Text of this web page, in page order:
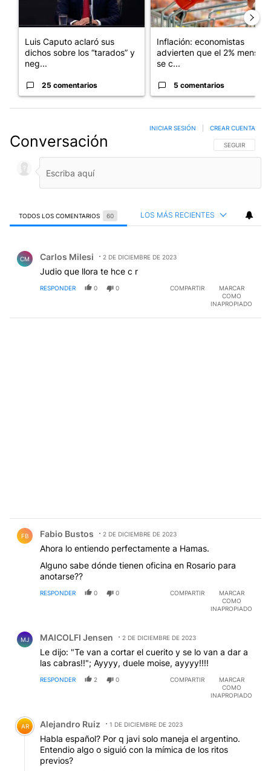
Luis Caputo aclaró sus
dichos sobre los “tarados” y
neg...
25 comentarios
Inflación: economistas
advierten que el 2% mensual
se c...
5 comentarios
Conversación SIGA ESTA
SEGUIR
INICIAR SESIÓN CREAR CUENTA
TODOS LOS COMENTARIOS 60 LOS MÁS RECIENTES
CM Carlos Milesi 2 DE DICIEMBRE DE 2023
Judio que llora te hce c r
RESPONDER 0 0 COMPARTIR
MARCAR
COMO
INAPROPIADO
FB Fabio Bustos 2 DE DICIEMBRE DE 2023
Ahora lo entiendo perfectamente a Hamas.
Alguno sabe dónde tienen oficina en Rosario para
anotarse??
RESPONDER 0 0 COMPARTIR
MARCAR
COMO
INAPROPIADO
MJ MAICOLFI Jensen 2 DE DICIEMBRE DE 2023
Le dijo: "Te van a cortar el cuerito y se lo van a dar a
las cabras!!"; Ayyyy, duele moise, ayyyy!!!!
RESPONDER 2 0 COMPARTIR
MARCAR
COMO
INAPROPIADO
Comentario de Alejandro Ruiz.
AR Alejandro Ruiz 1 DE DICIEMBRE DE 2023
Habla español? Por q javi solo maneja el argentino.
Entendio algo o siguió con la mímica de los ritos
previos?